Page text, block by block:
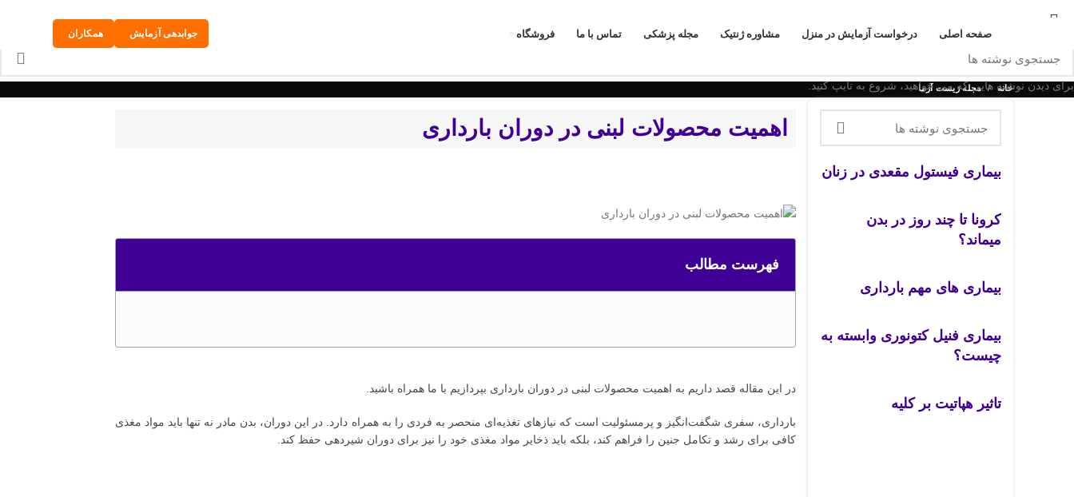
صفحه اصلی درخواست آزمایش در منزل مشاوره ژنتیک مجله پزشکی تماس با ما فروشگاه جوابدهی آزمایش همکاران
خانه مجله زیست آزما
بیماری فیستول مقعدی در زنان
کرونا تا چند روز در بدن
میماند؟
بیماری های مهم بارداری
بیماری فنیل کتونوری وابسته به
چیست؟
تاثیر هپاتیت بر کلیه
اهمیت محصولات لبنی در دوران بارداری
فهرست مطالب
در این مقاله قصد داریم به اهمیت محصولات لبنی در دوران بارداری بپردازیم با ما همراه باشید.
بارداری، سفری شگفت‌انگیز و پرمسئولیت است که نیازهای تغذیه‌ای منحصر به فردی را به همراه دارد. در این دوران، بدن مادر نه تنها باید مواد مغذی
کافی برای رشد و تکامل جنین را فراهم کند، بلکه باید ذخایر مواد مغذی خود را نیز برای دوران شیردهی حفظ کند.
برای دیدن نوشته هایی که می خواهید، شروع به تایپ کنید.